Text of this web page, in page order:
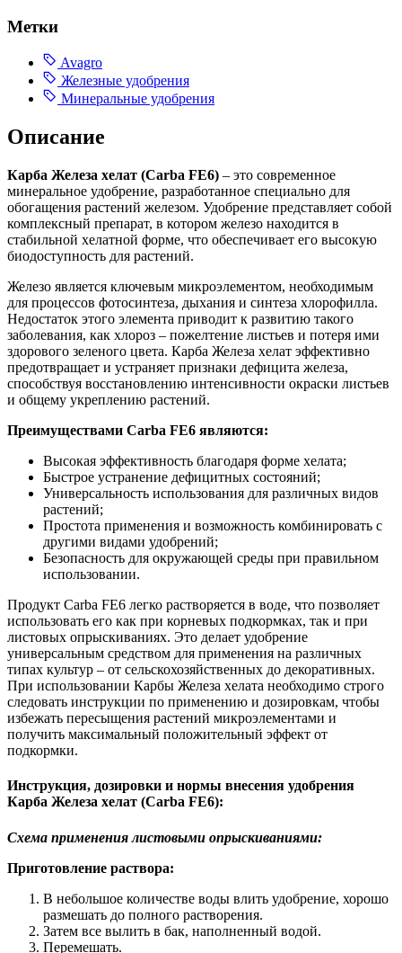
Метки
Avagro
Железные удобрения
Минеральные удобрения
Описание
Карба Железа хелат (Carba FE6) – это современное
минеральное удобрение, разработанное специально для
обогащения растений железом. Удобрение представляет собой
комплексный препарат, в котором железо находится в
стабильной хелатной форме, что обеспечивает его высокую
биодоступность для растений.
Железо является ключевым микроэлементом, необходимым
для процессов фотосинтеза, дыхания и синтеза хлорофилла.
Недостаток этого элемента приводит к развитию такого
заболевания, как хлороз – пожелтение листьев и потеря ими
здорового зеленого цвета. Карба Железа хелат эффективно
предотвращает и устраняет признаки дефицита железа,
способствуя восстановлению интенсивности окраски листьев
и общему укреплению растений.
Преимуществами Carba FE6 являются:
Высокая эффективность благодаря форме хелата;
Быстрое устранение дефицитных состояний;
Универсальность использования для различных видов
растений;
Простота применения и возможность комбинировать с
другими видами удобрений;
Безопасность для окружающей среды при правильном
использовании.
Продукт Carba FE6 легко растворяется в воде, что позволяет
использовать его как при корневых подкормках, так и при
листовых опрыскиваниях. Это делает удобрение
универсальным средством для применения на различных
типах культур – от сельскохозяйственных до декоративных.
При использовании Карбы Железа хелата необходимо строго
следовать инструкции по применению и дозировкам, чтобы
избежать пересыщения растений микроэлементами и
получить максимальный положительный эффект от
подкормки.
Инструкция, дозировки и нормы внесения удобрения
Карба Железа хелат (Carba FE6):
Схема применения листовыми опрыскиваниями:
Приготовление раствора:
В небольшое количестве воды влить удобрение, хорошо
размешать до полного растворения.
Затем все вылить в бак, наполненный водой.
Перемешать.